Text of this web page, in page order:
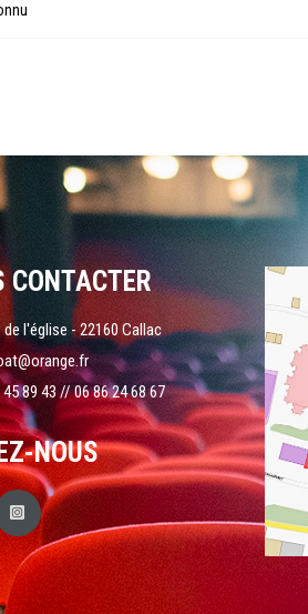
CONTACTER
de l'église - 22160 Callac
89 43 // 06 86 24 68 67
NOUS